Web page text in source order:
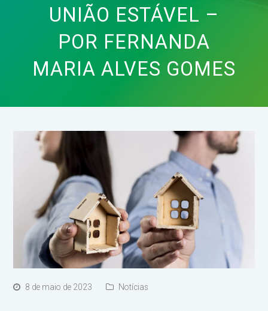
UNIÃO ESTÁVEL –
POR FERNANDA
MARIA ALVES GOMES
8 de maio de 2023 Notícias